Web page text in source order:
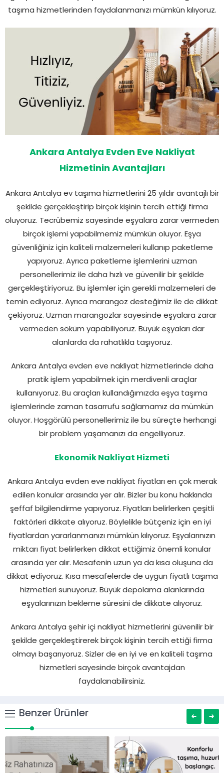
taşıma hizmetlerinden faydalanmanızı mümkün kılıyoruz.
Ankara Antalya Evden Eve Nakliyat
Hizmetinin Avantajları
Ankara Antalya ev taşıma hizmetlerini 25 yıldır avantajlı bir
şekilde gerçekleştirip birçok kişinin tercih ettiği firma
oluyoruz. Tecrübemiz sayesinde eşyalara zarar vermeden
birçok işlemi yapabilmemiz mümkün oluyor. Eşya
güvenliğiniz için kaliteli malzemeleri kullanıp paketleme
yapıyoruz. Ayrıca paketleme işlemlerini uzman
personellerimiz ile daha hızlı ve güvenilir bir şekilde
gerçekleştiriyoruz. Bu işlemler için gerekli malzemeleri de
temin ediyoruz. Ayrıca marangoz desteğimiz ile de dikkat
çekiyoruz. Uzman marangozlar sayesinde eşyalara zarar
vermeden söküm yapabiliyoruz. Büyük eşyaları dar
alanlarda da rahatlıkla taşıyoruz.
Ankara Antalya evden eve nakliyat hizmetlerinde daha
pratik işlem yapabilmek için merdivenli araçlar
kullanıyoruz. Bu araçları kullandığımızda eşya taşıma
işlemlerinde zaman tasarrufu sağlamamız da mümkün
oluyor. Hoşgörülü personellerimiz ile bu süreçte herhangi
bir problem yaşamanızı da engelliyoruz.
Ekonomik Nakliyat Hizmeti
Ankara Antalya evden eve nakliyat fiyatları en çok merak
edilen konular arasında yer alır. Bizler bu konu hakkında
şeffaf bilgilendirme yapıyoruz. Fiyatları belirlerken çeşitli
faktörleri dikkate alıyoruz. Böylelikle bütçeniz için en iyi
fiyatlardan yararlanmanızı mümkün kılıyoruz. Eşyalarınızın
miktarı fiyat belirlerken dikkat ettiğimiz önemli konular
arasında yer alır. Mesafenin uzun ya da kısa oluşuna da
dikkat ediyoruz. Kısa mesafelerde de uygun fiyatlı taşıma
hizmetleri sunuyoruz. Büyük depolama alanlarında
eşyalarınızın bekleme süresini de dikkate alıyoruz.
Ankara Antalya şehir içi nakliyat hizmetlerini güvenilir bir
şekilde gerçekleştirerek birçok kişinin tercih ettiği firma
olmayı başarıyoruz. Sizler de en iyi ve en kaliteli taşıma
hizmetleri sayesinde birçok avantajdan
faydalanabilirsiniz.
Benzer Ürünler